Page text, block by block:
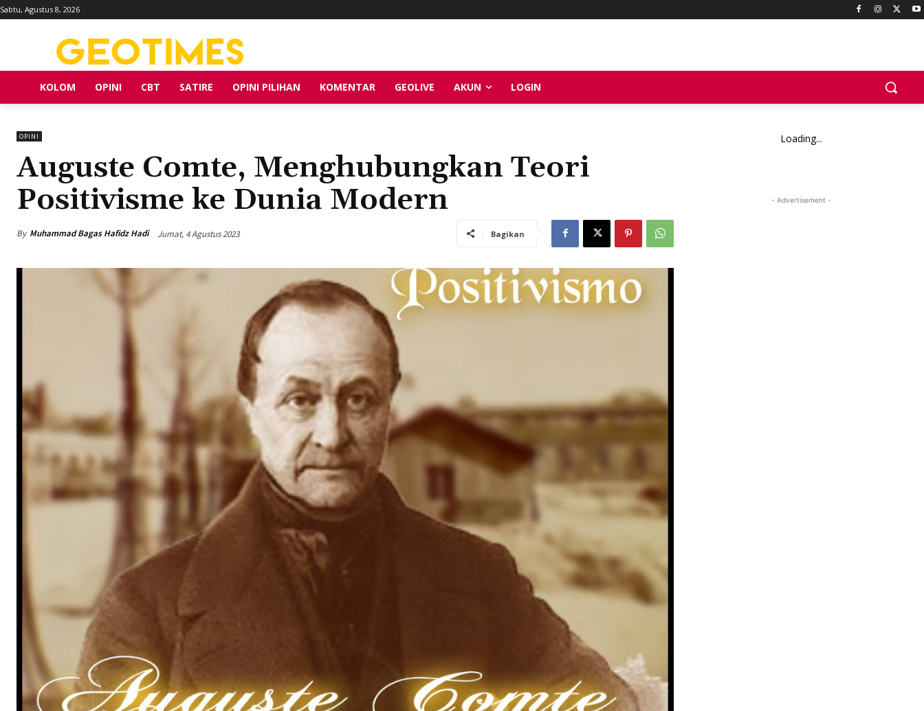
Sabtu, Agustus 8, 2026
KOLOM OPINI CBT SATIRE OPINI PILIHAN KOMENTAR GEOLIVE AKUN LOGIN
OPINI
Auguste Comte, Menghubungkan Teori
Positivisme ke Dunia Modern
By Muhammad Bagas Hafidz Hadi Jumat, 4 Agustus 2023 Bagikan
Loading...
- Advertisement -